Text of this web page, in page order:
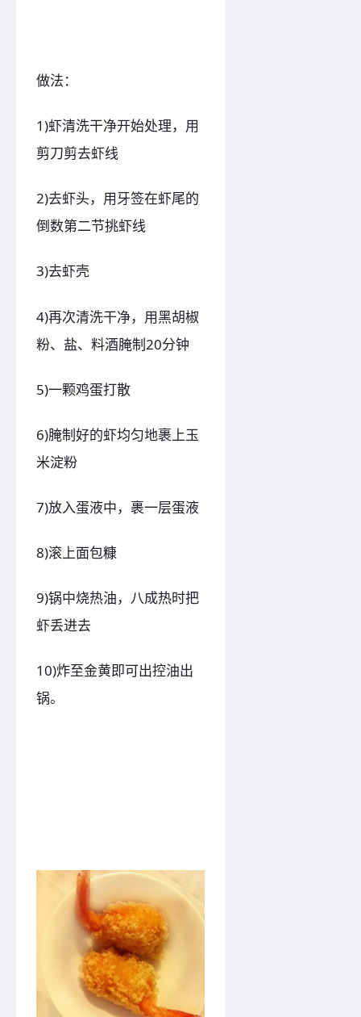
做法：
1)虾清洗干净开始处理，用
剪刀剪去虾线
2)去虾头，用牙签在虾尾的
倒数第二节挑虾线
3)去虾壳
4)再次清洗干净，用黑胡椒
粉、盐、料酒腌制20分钟
5)一颗鸡蛋打散
6)腌制好的虾均匀地裹上玉
米淀粉
7)放入蛋液中，裹一层蛋液
8)滚上面包糠
9)锅中烧热油，八成热时把
虾丢进去
10)炸至金黄即可出控油出
锅。